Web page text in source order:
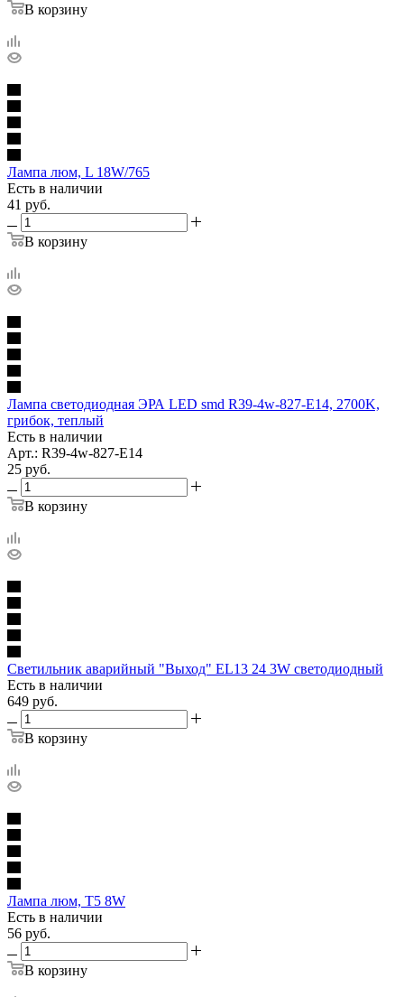
В корзину
Лампа люм, L 18W/765
Есть в наличии
41 руб.
В корзину
Лампа светодиодная ЭРА LED smd R39-4w-827-E14, 2700K,
грибок, теплый
Есть в наличии
Арт.: R39-4w-827-E14
25 руб.
В корзину
Светильник аварийный "Выход" EL13 24 3W светодиодный
Есть в наличии
649 руб.
В корзину
Лампа люм, Т5 8W
Есть в наличии
56 руб.
В корзину